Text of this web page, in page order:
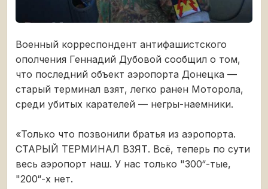
Военный корреспондент антифашистского
ополчения Геннадий Дубовой сообщил о том,
что последний объект аэропорта Донецка —
старый терминал взят, легко ранен Моторола,
среди убитых карателей — негры-наемники.
«Только что позвонили братья из аэропорта.
СТАРЫЙ ТЕРМИНАЛ ВЗЯТ. Всё, теперь по сути
весь аэропорт наш. У нас только "300“-тые,
"200“-х нет.